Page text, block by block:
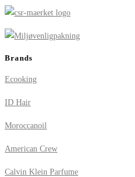
Brands
Ecooking
ID Hair
Moroccanoil
American Crew
Calvin Klein Parfume